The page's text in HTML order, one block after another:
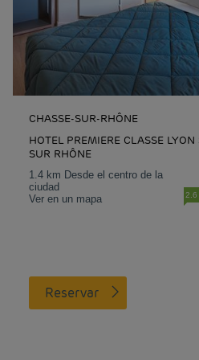
CHASSE-SUR-RHÔNE
HOTEL PREMIERE CLASSE
SUR RHÔNE
1.4 km Desde el centro de la
ciudad
Ver en un mapa
2.6
Reservar